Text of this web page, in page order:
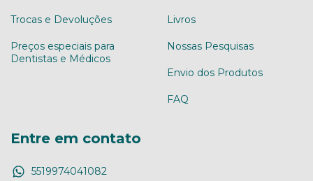
Trocas e Devoluções
Preços especiais para
Dentistas e Médicos
Livros
Nossas Pesquisas
Envio dos Produtos
FAQ
Entre em contato
5519974041082